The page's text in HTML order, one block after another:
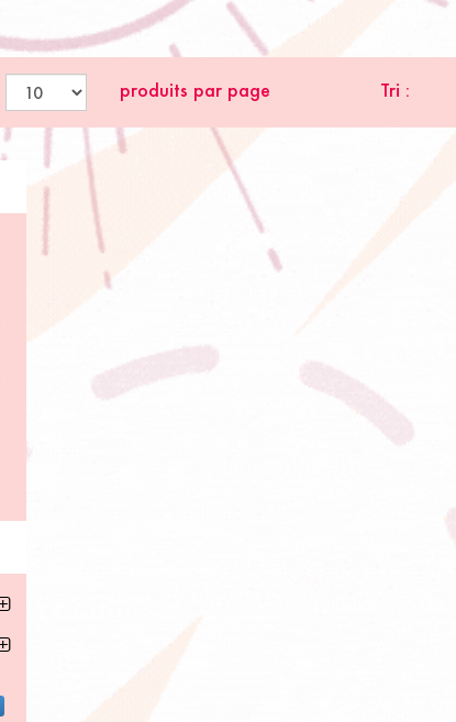
produits par page Tri :